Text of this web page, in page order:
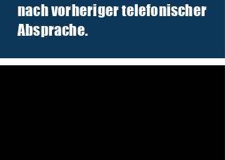
nach vorheriger telefonischer
Absprache.